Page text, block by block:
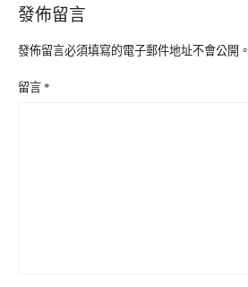
發佈留言
發佈留言必須填寫的電子郵件地址不會公開。
留言 *